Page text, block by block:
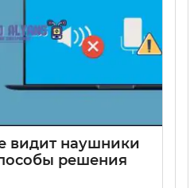
видит наушники
решения